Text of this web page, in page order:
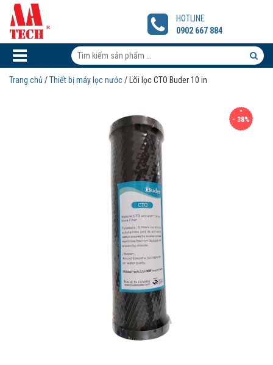
Lõi
lọc
CTO
Buder
10
in
HOTLINE
0902 667 884
Tìm
Trang chủ /Thiết bị máy lọc nước/ Lõi lọc CTO Buder 10 in
- 38%